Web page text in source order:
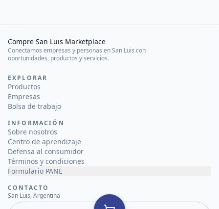
Compre San Luis Marketplace
Conectamos empresas y personas en San Luis con
oportunidades, productos y servicios.
EXPLORAR
Productos
Empresas
Bolsa de trabajo
INFORMACIÓN
Sobre nosotros
Centro de aprendizaje
Defensa al consumidor
Términos y condiciones
Formulario PANE
CONTACTO
San Luis, Argentina